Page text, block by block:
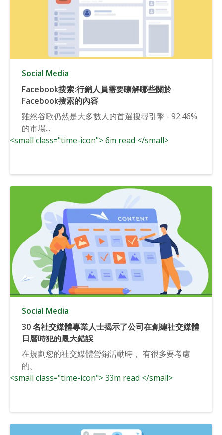
Social Media
Facebook搜索:行銷人員需要瞭解哪些關於
Facebook搜索的內容
雖然谷歌仍然是大多數人的首選搜尋引擎 - 92.46%
的市場...
<small class="time-icon"> 6m read </small>
Social Media
30 名社交媒體專業人士揭示了公司在創建社交媒體
日曆時犯的最大錯誤
在規劃您的社交媒體營銷活動時， 有很多要考慮
的。
<small class="time-icon"> 33m read </small>